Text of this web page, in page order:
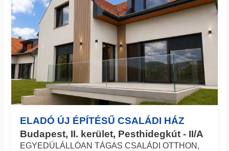
ELADÓ ÚJ ÉPÍTÉSŰ CSALÁDI HÁZ
Budapest, II. kerület, Pesthidegkút - II/A
EGYEDÜLÁLLÓAN TÁGAS CSALÁDI OTTHON,